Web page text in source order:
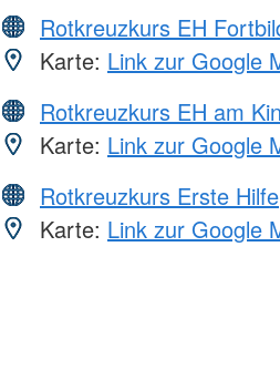
Rotkreuzkurs EH
Karte: Link zur Google
Rotkreuzkurs EH am
Karte: Link zur Google
Rotkreuzkurs Erste Hilfe
Karte: Link zur Google